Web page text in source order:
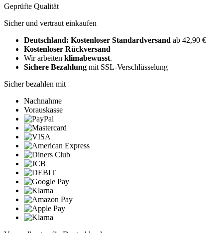
Geprüfte Qualität
Sicher und vertraut einkaufen
Deutschland: Kostenloser Standardversand ab 42,90 €
Kostenloser Rückversand
Wir arbeiten klimabewusst.
Sichere Bezahlung mit SSL-Verschlüsselung
Sicher bezahlen mit
Nachnahme
Vorauskasse